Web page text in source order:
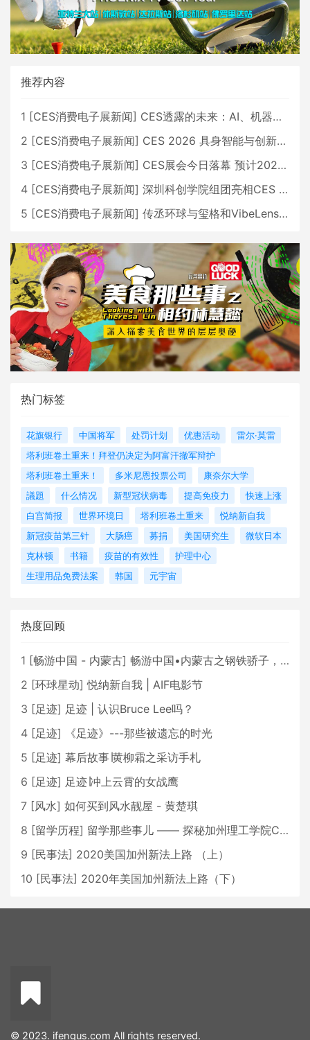
推荐内容
1 [CES消费电子展新闻] CES透露的未来：AI、机器人与智能生活大爆发
2 [CES消费电子展新闻] CES 2026 具身智能与创新领域 中国公司大放异彩
3 [CES消费电子展新闻] CES展会今日落幕 预计2026行业收入将超五千亿美元
4 [CES消费电子展新闻] 深圳科创学院组团亮相CES 广受好评
5 [CES消费电子展新闻] 传丞环球与玺格和VibeLens共同推出全新耳机
热门标签
花旗银行 中国将军 处罚计划 优惠活动
雷尔·莫雷
塔利班卷土重来！拜登仍决定为阿富汗撤军辩护
塔利班卷土重来！
多米尼恩投票公司
康奈尔大学
議題
什么情况 新型冠状病毒 提高免疫力
快速上涨
白宫简报
世界环境日 塔利班卷土重来
悦纳新自我
新冠疫苗第三针
大肠癌 募捐 美国研究生
微软日本
克林顿
书籍 疫苗的有效性
护理中心
生理用品免费法案
韩国 元宇宙
热度回顾
1 [畅游中国 - 内蒙古] 畅游中国•内蒙古之钢铁骄子，魅力包头
2 [环球星动] 悦纳新自我 | AIF电影节
3 [足迹] 足迹 | 认识Bruce Lee吗？
4 [足迹]
《足迹》---那些被遗忘的时光
5 [足迹] 幕后故事∣黄柳霜之采访手札
6 [足迹] 足迹∣冲上云霄的女战鹰
7 [风水] 如何买到风水靓屋 - 黄楚琪
8 [留学历程] 留学那些事儿 —— 探秘加州理工学院Caltech博士生活 [上集]
9 [民事法] 2020美国加州新法上路 （上）
10 [民事法] 2020年美国加州新法上路（下）
© 2023. ifengus.com All rights reserved.